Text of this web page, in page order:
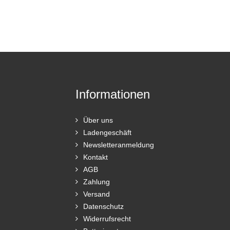
Informationen
Über uns
Ladengeschäft
Newsletteranmeldung
Kontakt
AGB
Zahlung
Versand
Datenschutz
Widerrufsrecht